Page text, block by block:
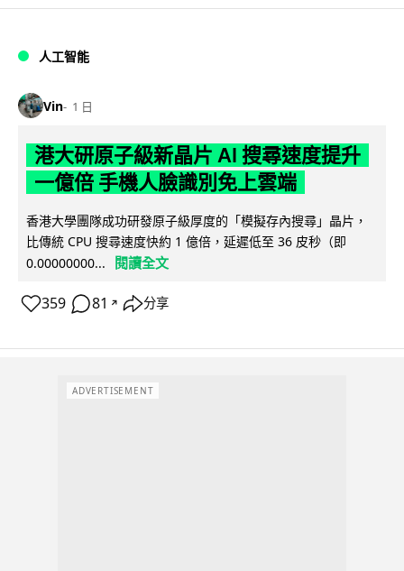
人工智能
Vin 1 日
港大研原子級新晶片 AI 搜尋速度提升
一億倍 手機人臉識別免上雲端
香港大學團隊成功研發原子級厚度的「模擬存內搜尋」晶片，
比傳統 CPU 搜尋速度快約 1 億倍，延遲低至 36 皮秒（即
0.00000000...
閱讀全文
359 81 ↗ 分享
ADVERTISEMENT